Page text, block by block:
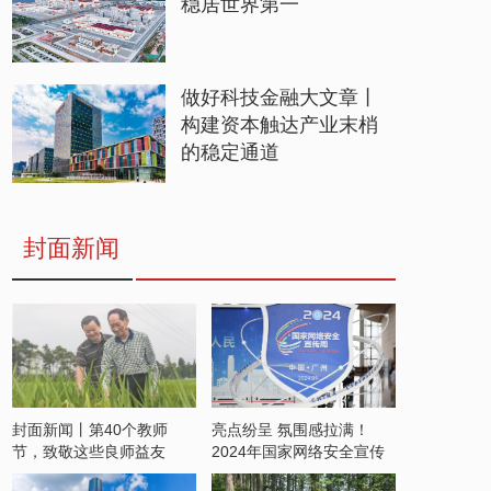
稳居世界第一
做好科技金融大文章丨
构建资本触达产业末梢
的稳定通道
封面新闻
封面新闻丨第40个教师
节，致敬这些良师益友
亮点纷呈 氛围感拉满！
2024年国家网络安全宣传
周开启